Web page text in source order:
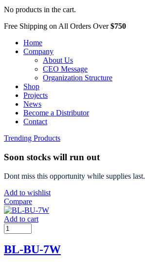
No products in the cart.
Free Shipping on All Orders Over$750
Home
Company
About Us
CEO Message
Organization Structure
Shop
Projects
News
Become a Distributor
Contact
Trending Products
Soon stocks will run out
Dont miss this opportunity while supplies last.
Add to wishlist
Compare
Add to cart
BL-BU-7W